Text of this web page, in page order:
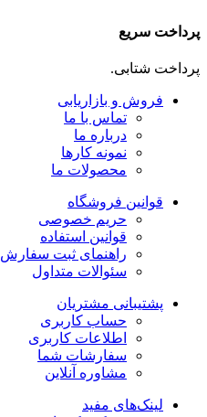
پرداخت سریع
پرداخت شتابی.
فروش و بازاریابی
تماس با ما
درباره ما
نمونه کارها
محصولات ما
قوانین فروشگاه
حریم خصوصی
قوانین استفاده
راهنمای ثبت سفارش
سئوالات متداول
پشتیبانی مشتریان
حساب کاربری
اطلاعات کاربری
سفارشات شما
مشاوره آنلاین
لینک‌های مفید